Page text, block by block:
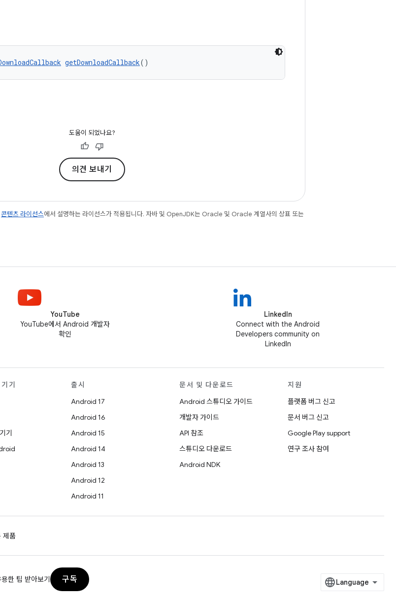
getDownloadCallback()
도움이 되었나요?
의견 보내기
콘텐츠 라이선스에서 설명하는 라이선스가 적용됩니다. 자바 및 OpenJDK는 Oracle 및 Oracle 계열사의 상표 또는
YouTube
YouTube에서 Android 개발자
확인
LinkedIn
Connect with the Android
Developers community on
LinkedIn
기
기
출시
Android 17
Android 16
Android 15
Android 14
Android 13
Android 12
Android 11
문서 및 다운로드
Android 스튜디오 가이드
개발자 가이드
API 참조
스튜디오 다운로드
Android NDK
지원
플랫폼 버그 신고
문서 버그 신고
Google Play support
연구 조사 참여
제품
한 팁 받아보기 구독